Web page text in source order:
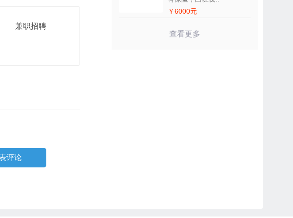
兼职招聘
￥6000元
查看更多